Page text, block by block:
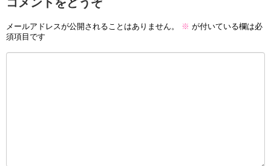
メールアドレスが公開されることはありません。 ※ が付いている欄は必
須項目です